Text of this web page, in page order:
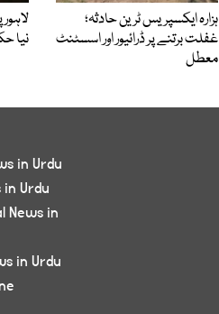
ہزارہ ایکسپریس ٹرین حادثہ؛
غفلت برتنے پر ڈرائیور اور اسسٹنٹ
معطل
نیا
in Urdu
Urdu
News in
in Urdu